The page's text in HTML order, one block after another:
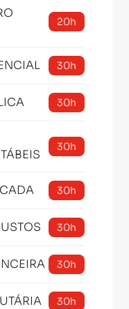
20h
30h
30h
30h
30h
30h
30h
30h